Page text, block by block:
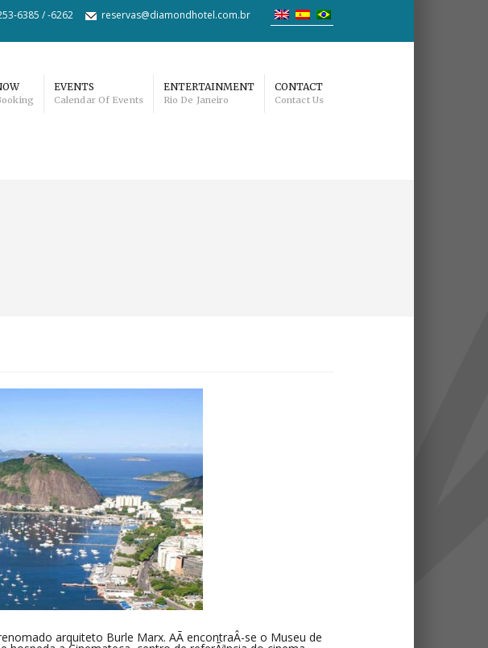
6385 / -6262 reservas@diamondhotel.com.br
EVENTS
Calendar Of Events
ENTERTAINMENT
Rio De Janeiro
CONTACT
Contact Us
arquiteto Burle Marx. AÃ­ encontraÂ­-se o Museu de